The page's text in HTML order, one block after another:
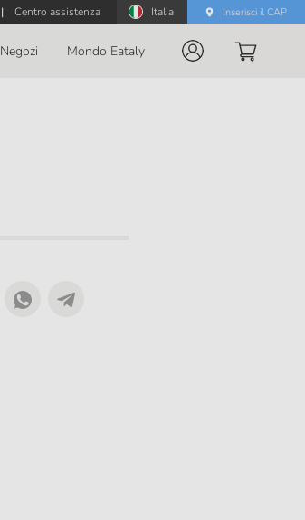
| Centro assistenza Italia Inserisci il CAP
Negozi Mondo Eataly